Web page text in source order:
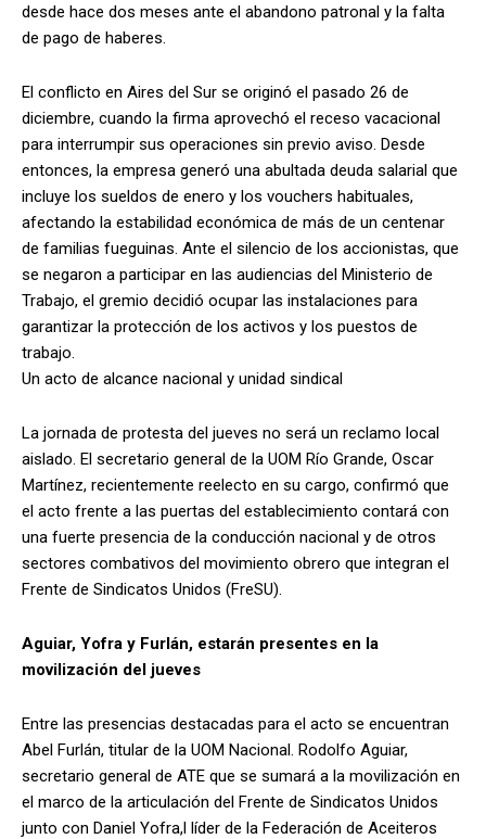
desde hace dos meses ante el abandono patronal y la falta
de pago de haberes.
El conflicto en Aires del Sur se originó el pasado 26 de
diciembre, cuando la firma aprovechó el receso vacacional
para interrumpir sus operaciones sin previo aviso. Desde
entonces, la empresa generó una abultada deuda salarial que
incluye los sueldos de enero y los vouchers habituales,
afectando la estabilidad económica de más de un centenar
de familias fueguinas. Ante el silencio de los accionistas, que
se negaron a participar en las audiencias del Ministerio de
Trabajo, el gremio decidió ocupar las instalaciones para
garantizar la protección de los activos y los puestos de
trabajo.
Un acto de alcance nacional y unidad sindical
La jornada de protesta del jueves no será un reclamo local
aislado. El secretario general de la UOM Río Grande, Oscar
Martínez, recientemente reelecto en su cargo, confirmó que
el acto frente a las puertas del establecimiento contará con
una fuerte presencia de la conducción nacional y de otros
sectores combativos del movimiento obrero que integran el
Frente de Sindicatos Unidos (FreSU).
Aguiar, Yofra y Furlán, estarán presentes en la
movilización del jueves
Entre las presencias destacadas para el acto se encuentran
Abel Furlán, titular de la UOM Nacional. Rodolfo Aguiar,
secretario general de ATE que se sumará a la movilización en
el marco de la articulación del Frente de Sindicatos Unidos
junto con Daniel Yofra,l líder de la Federación de Aceiteros